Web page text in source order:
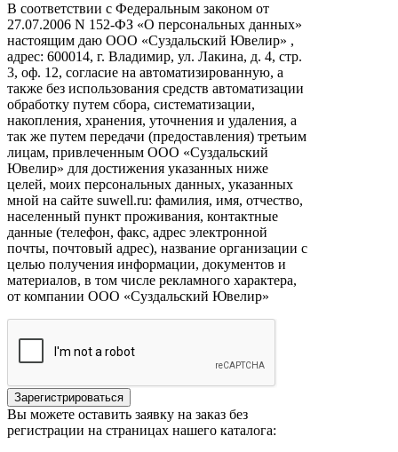
В соответствии с Федеральным законом от
27.07.2006 N 152-ФЗ «О персональных данных»
настоящим даю ООО «Суздальский Ювелир» ,
адрес: 600014, г. Владимир, ул. Лакина, д. 4, стр.
3, оф. 12, согласие на автоматизированную, а
также без использования средств автоматизации
обработку путем сбора, систематизации,
накопления, хранения, уточнения и удаления, а
так же путем передачи (предоставления) третьим
лицам, привлеченным ООО «Суздальский
Ювелир» для достижения указанных ниже
целей, моих персональных данных, указанных
мной на сайте suwell.ru: фамилия, имя, отчество,
населенный пункт проживания, контактные
данные (телефон, факс, адрес электронной
почты, почтовый адрес), название организации с
целью получения информации, документов и
материалов, в том числе рекламного характера,
от компании ООО «Суздальский Ювелир»
Вы можете оставить заявку на заказ без
регистрации на страницах нашего каталога: